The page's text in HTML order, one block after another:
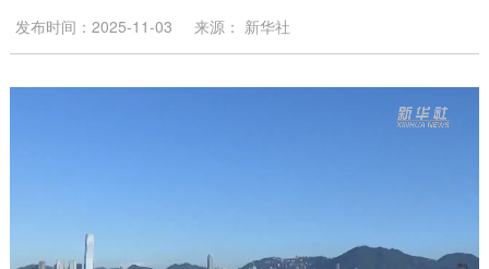
发布时间：2025-11-03 来源： 新华社